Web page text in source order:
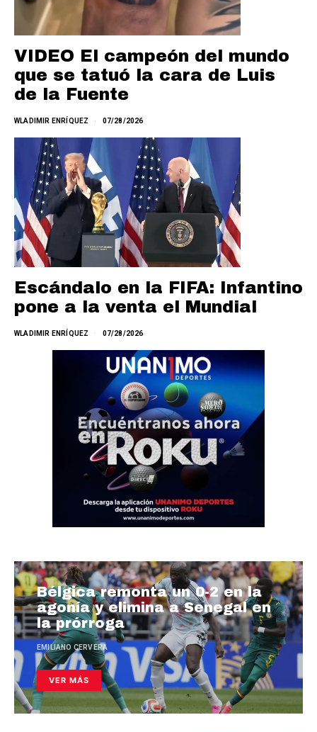
VIDEO El campeón del mundo
que se tatuó la cara de Luis
de la Fuente
WLADIMIR ENRÍQUEZ 07/28/2026
Escándalo en la FIFA: Infantino
pone a la venta el Mundial
WLADIMIR ENRÍQUEZ 07/28/2026
Bélgica remonta un 0-2 en la
agonía y elimina a Senegal en
la prórroga
EMILIANO CERVERA
VER MÁS